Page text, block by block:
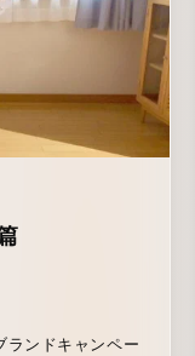
コミ件数やベス
ータとかけ合わ
なデザインが視
す。さらに、店舗
イナミックに動
ルタイムに反映
ランドキャンペー